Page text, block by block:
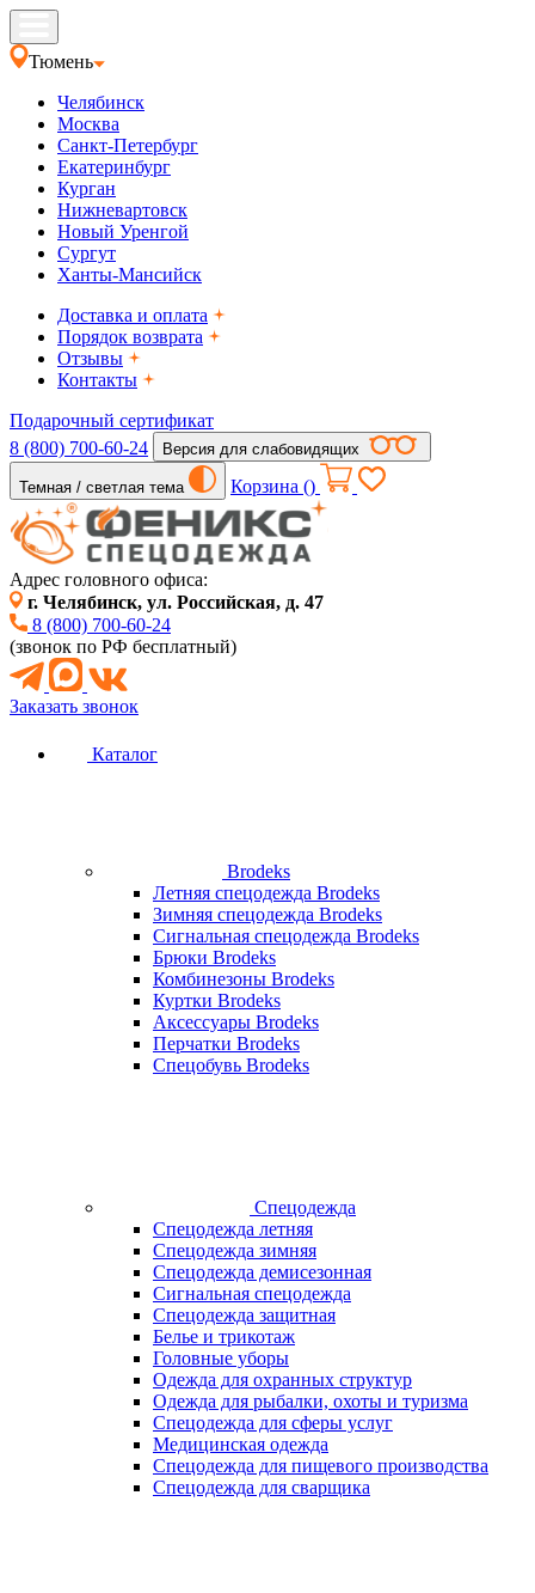
Тюмень
Челябинск
Москва
Санкт-Петербург
Екатеринбург
Курган
Нижневартовск
Новый Уренгой
Сургут
Ханты-Мансийск
Доставка и оплата
Порядок возврата
Отзывы
Контакты
Подарочный сертификат
8 (800) 700-60-24
Версия для слабовидящих
Темная / светлая тема Корзина ()
Адрес головного офиса:
г. Челябинск, ул. Российская, д. 47
8 (800) 700-60-24
(звонок по РФ бесплатный)
Заказать звонок
Каталог
Brodeks
Летняя спецодежда Brodeks
Зимняя спецодежда Brodeks
Сигнальная спецодежда Brodeks
Брюки Brodeks
Комбинезоны Brodeks
Куртки Brodeks
Аксессуары Brodeks
Перчатки Brodeks
Спецобувь Brodeks
Спецодежда
Спецодежда летняя
Спецодежда зимняя
Спецодежда демисезонная
Сигнальная спецодежда
Спецодежда защитная
Белье и трикотаж
Головные уборы
Одежда для охранных структур
Одежда для рыбалки, охоты и туризма
Спецодежда для сферы услуг
Медицинская одежда
Спецодежда для пищевого производства
Спецодежда для сварщика